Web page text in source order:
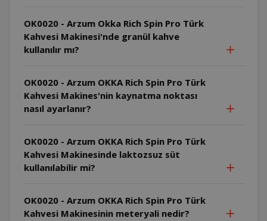
OK0020 - Arzum Okka Rich Spin Pro Türk
Kahvesi Makinesi'nde granül kahve
kullanılır mı?
OK0020 - Arzum OKKA Rich Spin Pro Türk
Kahvesi Makines'nin kaynatma noktası
nasıl ayarlanır?
OK0020 - Arzum OKKA Rich Spin Pro Türk
Kahvesi Makinesinde laktozsuz süt
kullanılabilir mi?
OK0020 - Arzum OKKA Rich Spin Pro Türk
Kahvesi Makinesinin meteryali nedir?